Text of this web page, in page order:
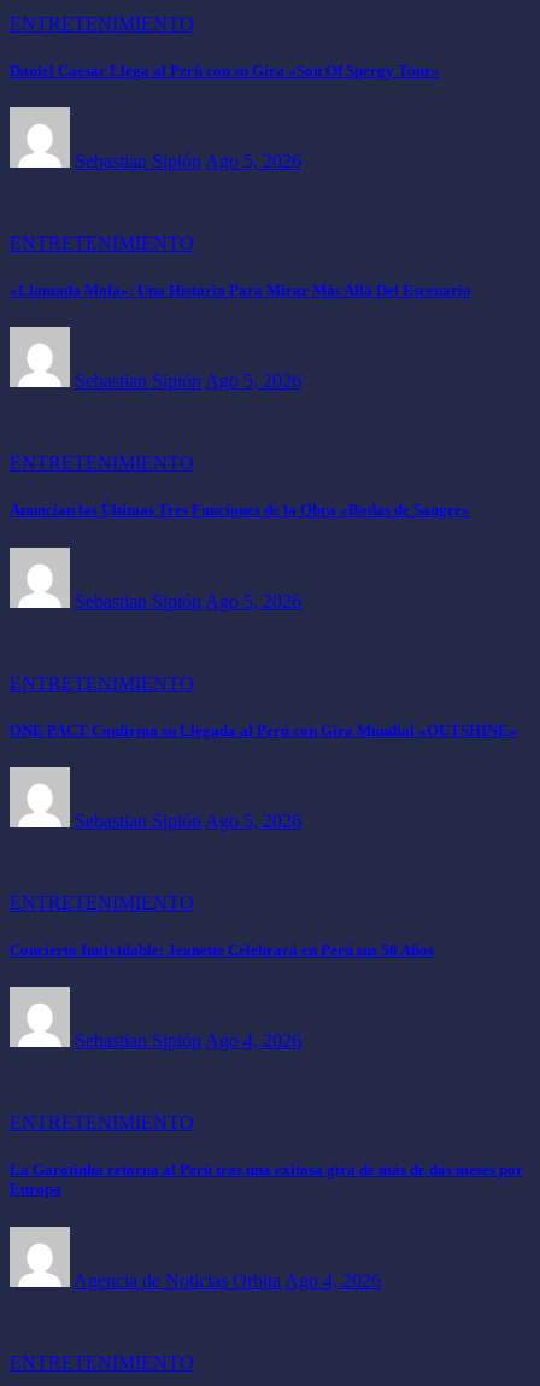
ENTRETENIMIENTO
Daniel Caesar Llega al Perú con su Gira «Son Of Spergy Tour»
Sebastian Sipión Ago 5, 2026
ENTRETENIMIENTO
«Llamada Mofa»: Una Historia Para Mirar Más Allá Del Escenario
Sebastian Sipión Ago 5, 2026
ENTRETENIMIENTO
Anuncian las Últimas Tres Funciones de la Obra «Bodas de Sangre»
Sebastian Sipión Ago 5, 2026
ENTRETENIMIENTO
ONE PACT Confirma su Llegada al Perú con Gira Mundial «OUTSHINE»
Sebastian Sipión Ago 5, 2026
ENTRETENIMIENTO
Concierto Inolvidable: Jeanette Celebrará en Perú sus 50 Años
Sebastian Sipión Ago 4, 2026
ENTRETENIMIENTO
La Garotinha retorna al Perú tras una exitosa gira de más de dos meses por
Europa
Agencia de Noticias Orbita Ago 4, 2026
ENTRETENIMIENTO